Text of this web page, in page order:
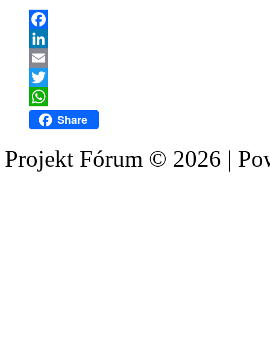
Facebook
LinkedIn
Email
Twitter
WhatsAppShare
Projekt Fórum © 2026 |